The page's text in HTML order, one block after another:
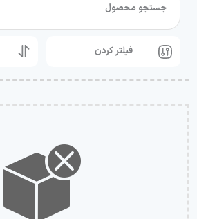
جستجو محصول
فیلتر کردن